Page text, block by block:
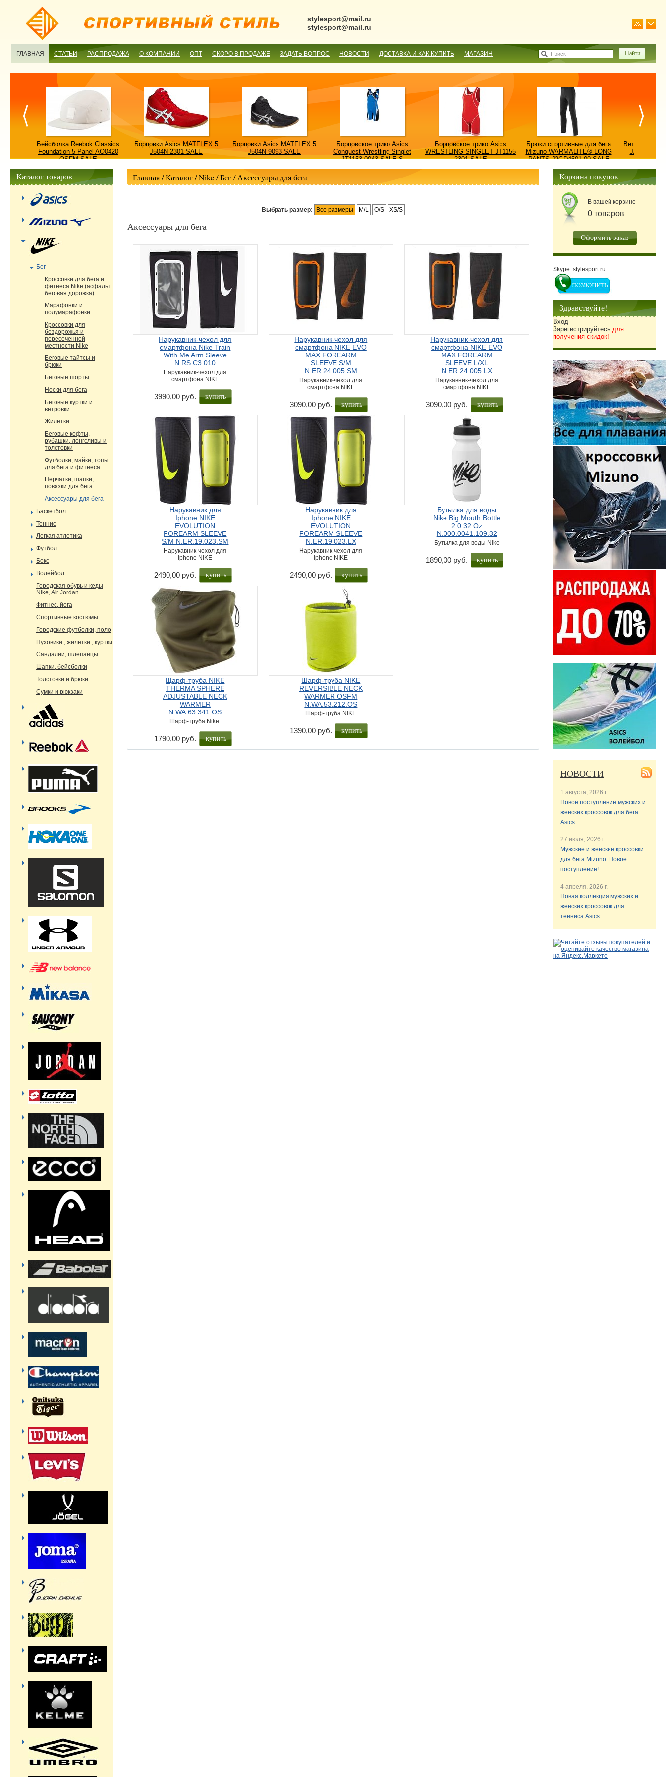
stylesport@mail.ru
stylesport@mail.ru
ГЛАВНАЯ СТАТЬИ РАСПРОДАЖА О КОМПАНИИ ОПТ СКОРО В ПРОДАЖЕ ЗАДАТЬ ВОПРОС НОВОСТИ ДОСТАВКА И КАК КУПИТЬ МАГАЗИН Поиск
Бейсболка Reebok Classics
Foundation 5 Panel AO0420
OSFM-SALE
Борцовки Asics MATFLEX 5
J504N 2301-SALE
Борцовки Asics MATFLEX 5
J504N 9093-SALE
Борцовское трико Asics
Conquest Wrestling Singlet
JT1153 0043-SALE-S
Борцовское трико Asics
WRESTLING SINGLET JT1155
2301-SALE
Брюки спортивные для бега
Mizuno WARMALITE® LONG
PANTS J2GD4501-09-SALE
Ветровка
JACKET/
Главная/ Каталог /Nike/Бег/Аксессуары для бега
Выбрать размер: Все размеры M/L O/S XS/S
Аксессуары для бега
Нарукавник-чехол для
смартфона Nike Train
With Me Arm Sleeve
N.RS.C3.010
Нарукавник-чехол для
смартфона NIKE
3990,00 руб. купить
Нарукавник-чехол для
смартфона NIKE EVO
MAX FOREARM
SLEEVE S/M
N.ER.24.005.SM
Нарукавник-чехол для
смартфона NIKE
3090,00 руб.
Нарукавник-чехол для
смартфона NIKE EVO
MAX FOREARM
SLEEVE L/XL
N.ER.24.005.LX
Нарукавник-чехол для
смартфона NIKE
3090,00 руб.
Нарукавник для
Iphone NIKE
EVOLUTION
FOREARM SLEEVE
S/M N.ER.19.023.SM
Нарукавник-чехол для
Iphone NIKE
2490,00 руб.
Нарукавник для
Iphone NIKE
EVOLUTION
FOREARM SLEEVE
N.ER.19.023.LX
Нарукавник-чехол для
Iphone NIKE
2490,00 руб.
Бутылка для воды
Nike Big Mouth Bottle
2.0 32 Oz
N.000.0041.109.32
Бутылка для воды Nike
1890,00 руб. купить
Щарф-труба NIKE
THERMA SPHERE
ADJUSTABLE NECK
WARMER
N.WA.63.341.OS
Шарф-труба Nike.
1790,00 руб.
Шарф-труба NIKE
REVERSIBLE NECK
WARMER OSFM
N.WA.53.212.OS
Шарф-труба NIKE
1390,00 руб.
Каталог товаров
Бег
Кроссовки для бега и
фитнеса Nike (асфальт,
беговая дорожка)
Марафонки и
полумарафонки
Кроссовки для
бездорожья и
пересеченной
местности Nike
Беговые тайтсы и
брюки
Беговые шорты
Носки для бега
Беговые куртки и
ветровки
Жилетки
Беговые кофты,
рубашки, лонгсливы и
толстовки
Футболки, майки, топы
для бега и фитнеса
Перчатки, шапки,
повязки для бега
Аксессуары для бега
Баскетбол
Теннис
Легкая атлетика
Футбол
Бокс
Волейбол
Городская обувь и кеды
Nike, Air Jordan
Фитнес, йога
Спортивные костюмы
Городские футболки, поло
Пуховики , жилетки , куртки
Сандалии, шлепанцы
Шапки, бейсболки
Толстовки и брюки
Сумки и рюкзаки
Корзина покупок
В вашей корзине
0 товаров
Оформить заказ
Skype: stylesport.ru
Здравствуйте!
Вход
Зарегистрируйтесь для
получения скидок!
НОВОСТИ
1 августа, 2026 г.
Новое поступление мужских и
женских кроссовок для бега
Asics
27 июля, 2026 г.
Мужские и женские кроссовки
для бега Mizuno. Новое
поступление!
4 апреля, 2026 г.
Новая коллекция мужских и
женских кроссовок для
тенниса Asics